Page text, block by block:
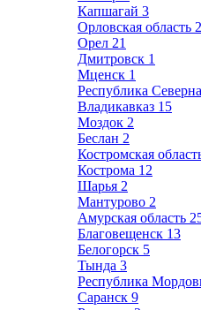
Капшагай 3
Орловская область
Орел 21
Дмитровск 1
Мценск 1
Республика
Владикавказ 15
Моздок 2
Беслан 2
Костромская
Кострома 12
Шарья 2
Мантурово 2
Амурская область
Благовещенск 13
Белогорск 5
Тында 3
Республика
Саранск 9